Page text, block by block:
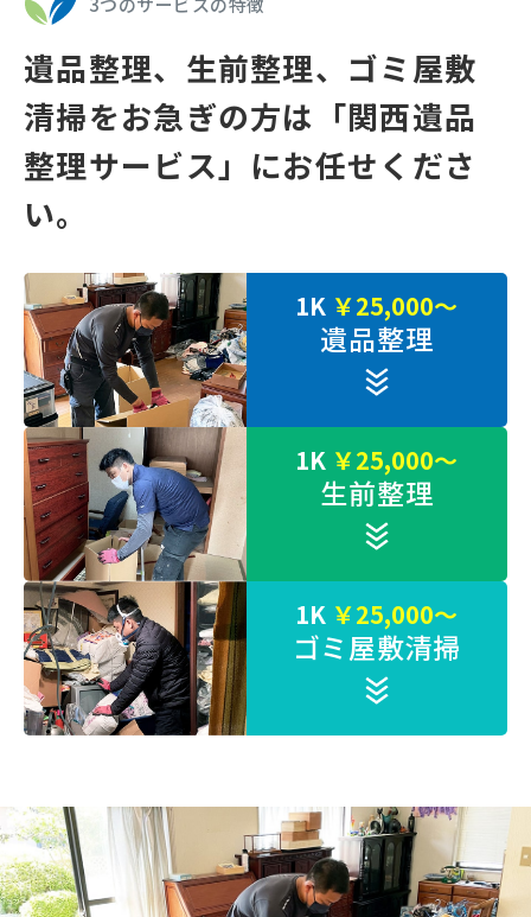
遺品整理、⽣前整理、ゴミ屋敷
清掃をお急ぎの⽅は 「関⻄遺品
整理サービス」にお任せくださ
い。
1K ￥25,000～
遺品整理
1K ￥25,000～
生前整理
1K ￥25,000～
ゴミ屋敷清掃